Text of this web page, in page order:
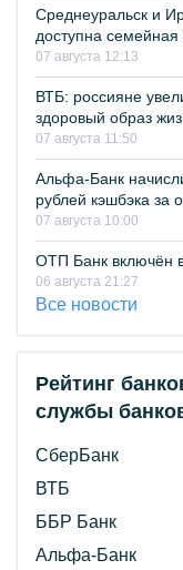
Среднеуральск и
доступна семейная
07 августа 12:13
ВТБ: россияне
здоровый образ
07 августа 11:50
Альфа-Банк
рублей кэшбэка за
07 августа 10:00
ОТП Банк включён
06 августа 21:27
Все новости
Рейтинг
службы
СберБанк
ВТБ
ББР Банк
Альфа-Банк